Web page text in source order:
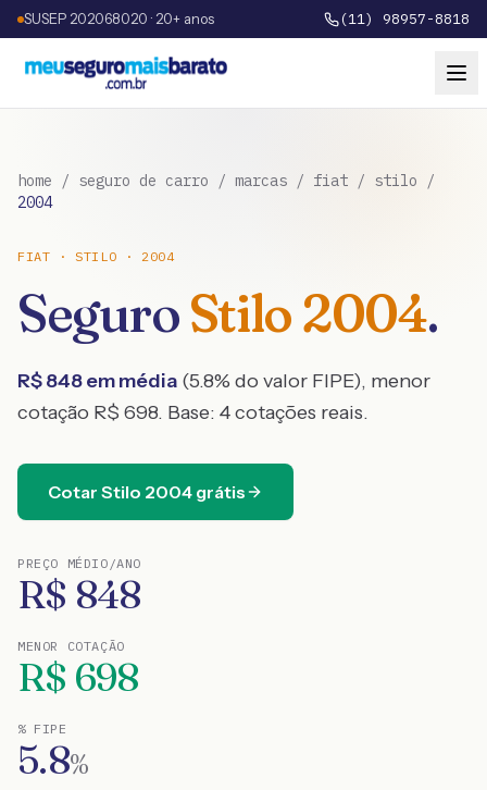
SUSEP 202068020 · 20+ anos (11) 98957-8818
home / seguro de carro / marcas / fiat / stilo /
2004
FIAT ·STILO · 2004
SeguroStilo2004.
R$848em média (5.8% do valor FIPE), menor
cotação R$ 698. Base: 4cotações reais.
Cotar Stilo 2004 grátis
PREÇO MÉDIO/ANO
R$ 848
MENOR COTAÇÃO
R$ 698
% FIPE
5.8%